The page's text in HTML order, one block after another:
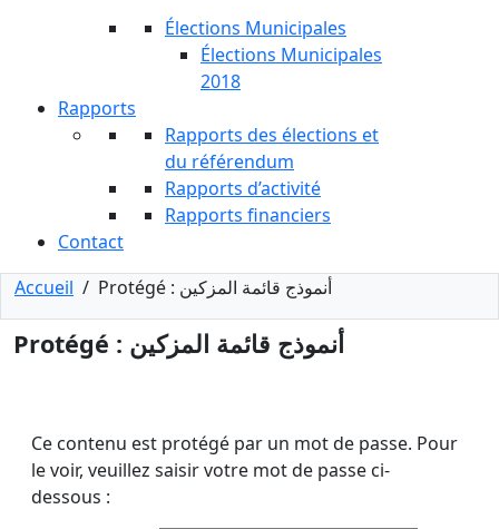
Élections Municipales
Élections Municipales
2018
Rapports
Rapports des élections et
du référendum
Rapports d’activité
Rapports financiers
Contact
Accueil / Protégé : أنموذج قائمة المزكين
Protégé : أنموذج قائمة المزكين
Ce contenu est protégé par un mot de passe. Pour
le voir, veuillez saisir votre mot de passe ci-
dessous :